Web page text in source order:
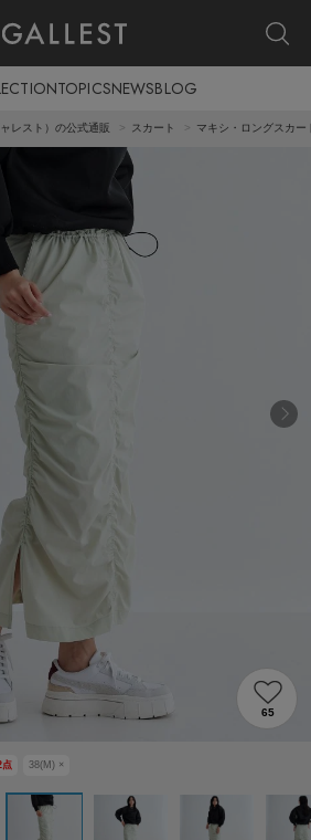
TOPICSNEWSBLOG
レスト）の公式通販 スカート マキシ・ロングスカー
点 38(M) ×
65